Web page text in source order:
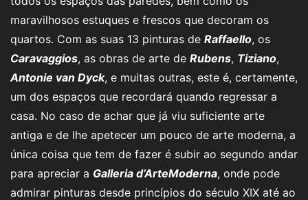
maravilhosos estuques e frescos que decoram os
quartos. Com as suas 13 pinturas de Raffaello, os
Caravaggios, as obras de arte de Rubens, Tiziano,
Antonie van Dyck, e muitas outras, este é, certamente,
um dos espaços que recordará quando regressar a
casa. No caso de achar que já viu suficiente arte
antiga e de lhe apetecer um pouco de arte moderna, a
única coisa que tem de fazer é subir ao segundo andar
para apreciar a Galleria d’ArteModerna, onde pode
admirar pinturas desde princípios do século XIX até ao